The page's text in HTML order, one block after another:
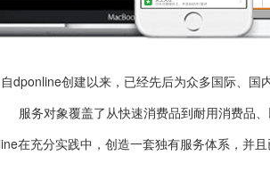
自dponline创建以来，已经先后为众多国际、国
服务对象覆盖了从快速消费品到耐用消费品、
在充分实践中，创造一套独有服务体系，并